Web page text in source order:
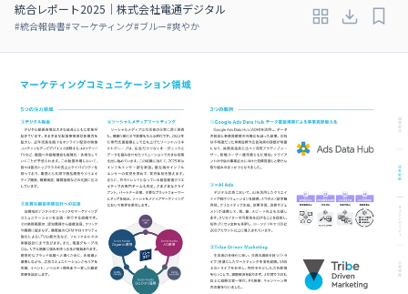
統合レポート2025｜株式会社電通デジタル
#統合報告書#マーケティング#ブルー#爽やか